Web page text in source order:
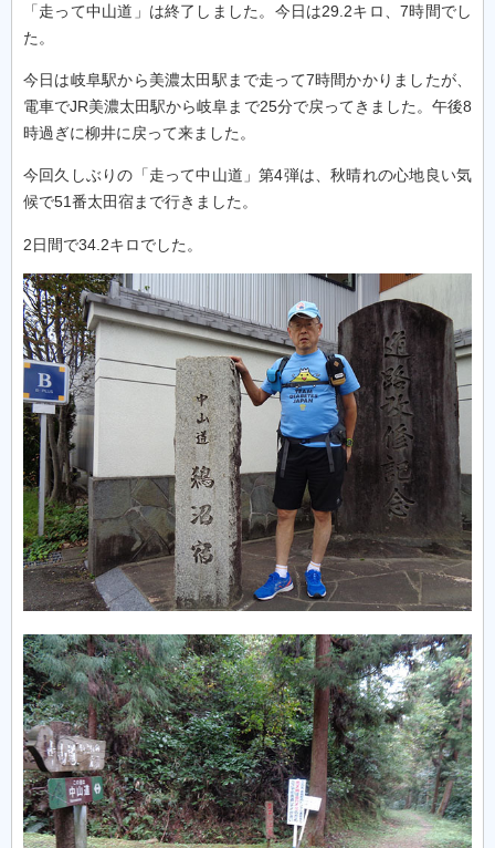
「走って中山道」は終了しました。今日は29.2キロ、7時間でし
た。
今日は岐阜駅から美濃太田駅まで走って7時間かかりましたが、
電車でJR美濃太田駅から岐阜まで25分で戻ってきました。午後8
時過ぎに柳井に戻って来ました。
今回久しぶりの「走って中山道」第4弾は、秋晴れの心地良い気
候で51番太田宿まで行きました。
2日間で34.2キロでした。